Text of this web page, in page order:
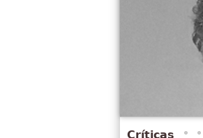
Críticas